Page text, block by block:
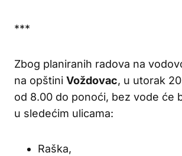
***
Zbog planiranih radova na
na opštini Voždovac, u utorak
od 8.00 do ponoći, bez vode će
u sledećim ulicama:
Raška,